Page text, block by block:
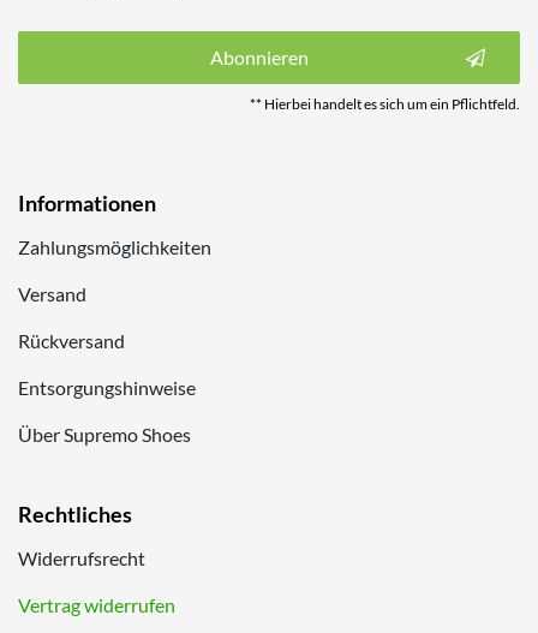
Abonnieren
** Hierbei handelt es sich um ein Pflichtfeld.
Informationen
Zahlungsmöglichkeiten
Versand
Rückversand
Entsorgungshinweise
Über Supremo Shoes
Rechtliches
Widerrufsrecht
Vertrag widerrufen